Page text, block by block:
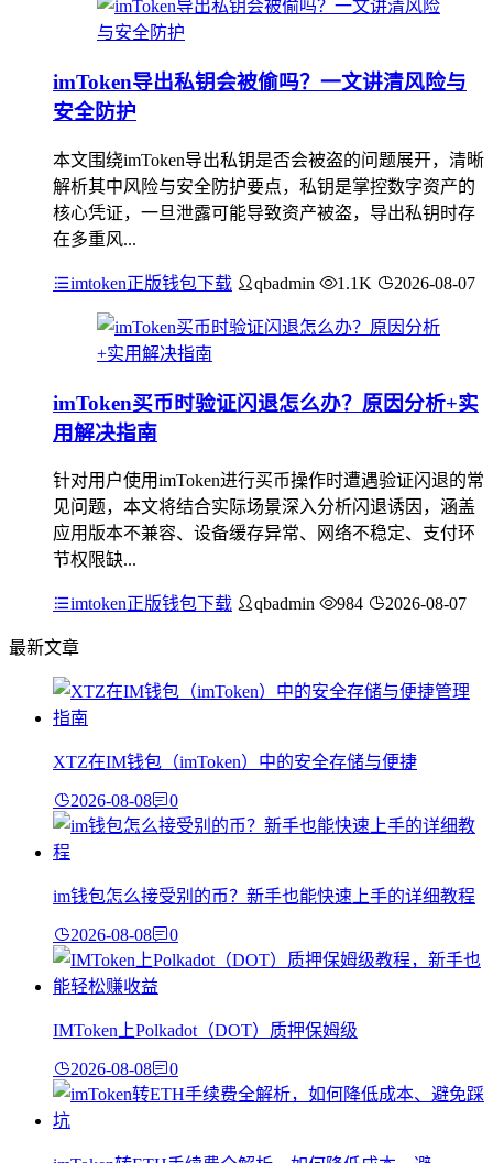
imToken导出私钥会被偷吗？一文讲清风险与
安全防护
本文围绕imToken导出私钥是否会被盗的问题展开，清晰
解析其中风险与安全防护要点，私钥是掌控数字资产的
核心凭证，一旦泄露可能导致资产被盗，导出私钥时存
在多重风...
imtoken正版钱包下载 qbadmin 1.1K 2026-08-07
imToken买币时验证闪退怎么办？原因分析+实
用解决指南
针对用户使用imToken进行买币操作时遭遇验证闪退的常
见问题，本文将结合实际场景深入分析闪退诱因，涵盖
应用版本不兼容、设备缓存异常、网络不稳定、支付环
节权限缺...
imtoken正版钱包下载 qbadmin 984 2026-08-07
最新文章
XTZ在IM钱包（imToken）中的安全存储与便捷
2026-08-08 0
im钱包怎么接受别的币？新手也能快速上手的详细教程
2026-08-08 0
IMToken上Polkadot（DOT）质押保姆级
2026-08-08 0